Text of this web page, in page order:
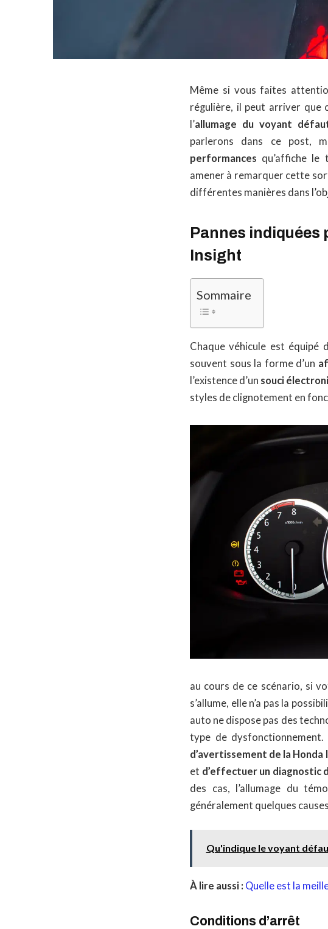
Même si vous faites
régulière, il peut arriver que
l’allumage du voyant
parlerons dans ce post,
performances qu’affiche
amener à remarquer cette
différentes manières dans
Pannes indiquées
Insight
Sommaire
Chaque véhicule est équipé
souvent sous la forme d’un
l’existence d’un souci
styles de clignotement en
au cours de ce scénario, si
s’allume, elle n’a pas la
auto ne dispose pas des
type de
d’avertissement de la Honda
et d’effectuer un diagnostic
des cas, l’allumage du
généralement quelques
Qu'indique le voyant
À lire aussi : Quelle est la
Conditions d’arrêt